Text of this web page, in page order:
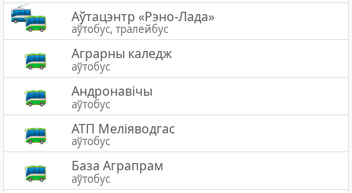
Аўтацэнтр «Рэно-Лада»
аўтобус, тралейбус
Аграрны каледж
аўтобус
Андронавічы
аўтобус
АТП Меліяводгас
аўтобус
База Аграпрам
аўтобус